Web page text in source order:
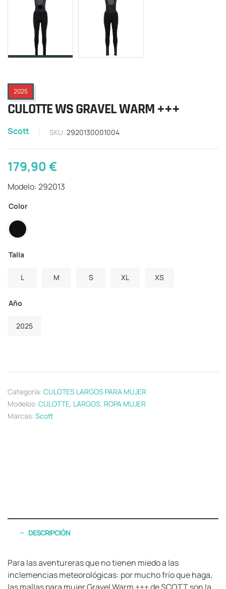
2025
CULOTTE WS GRAVEL WARM +++
Scott SKU: 2920130001004
179,90€
Modelo: 292013
Color
Talla
L M S XL XS
Año
2025
Categoría: CULOTES LARGOS PARA MUJER
Modelos: CULOTTE, LARGOS, ROPA MUJER
Marcas: Scott
DESCRIPCIÓN
Para las aventureras que no tienen miedo a las
inclemencias meteorológicas: por mucho frío que haga,
las mallas para mujer Gravel Warm +++ de SCOTT son la